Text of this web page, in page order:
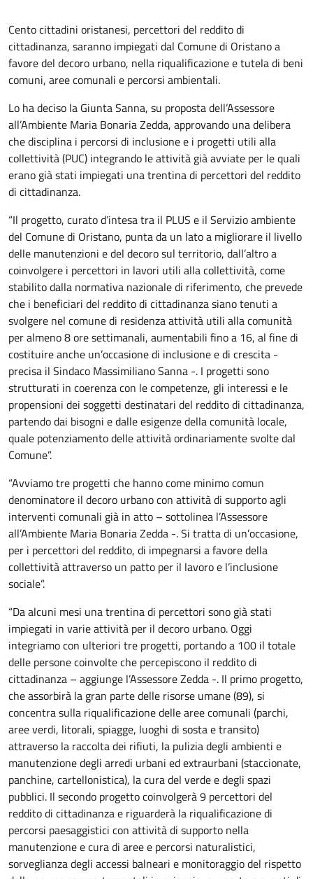
Cento cittadini oristanesi, percettori del reddito di
cittadinanza, saranno impiegati dal Comune di Oristano a
favore del decoro urbano, nella riqualificazione e tutela di beni
comuni, aree comunali e percorsi ambientali.
Lo ha deciso la Giunta Sanna, su proposta dell’Assessore
all’Ambiente Maria Bonaria Zedda, approvando una delibera
che disciplina i percorsi di inclusione e i progetti utili alla
collettività (PUC) integrando le attività già avviate per le quali
erano già stati impiegati una trentina di percettori del reddito
di cittadinanza.
“Il progetto, curato d’intesa tra il PLUS e il Servizio ambiente
del Comune di Oristano, punta da un lato a migliorare il livello
delle manutenzioni e del decoro sul territorio, dall’altro a
coinvolgere i percettori in lavori utili alla collettività, come
stabilito dalla normativa nazionale di riferimento, che prevede
che i beneficiari del reddito di cittadinanza siano tenuti a
svolgere nel comune di residenza attività utili alla comunità
per almeno 8 ore settimanali, aumentabili fino a 16, al fine di
costituire anche un’occasione di inclusione e di crescita -
precisa il Sindaco Massimiliano Sanna -. I progetti sono
strutturati in coerenza con le competenze, gli interessi e le
propensioni dei soggetti destinatari del reddito di cittadinanza,
partendo dai bisogni e dalle esigenze della comunità locale,
quale potenziamento delle attività ordinariamente svolte dal
Comune”.
“Avviamo tre progetti che hanno come minimo comun
denominatore il decoro urbano con attività di supporto agli
interventi comunali già in atto – sottolinea l’Assessore
all’Ambiente Maria Bonaria Zedda -. Si tratta di un’occasione,
per i percettori del reddito, di impegnarsi a favore della
collettività attraverso un patto per il lavoro e l’inclusione
sociale”.
“Da alcuni mesi una trentina di percettori sono già stati
impiegati in varie attività per il decoro urbano. Oggi
integriamo con ulteriori tre progetti, portando a 100 il totale
delle persone coinvolte che percepiscono il reddito di
cittadinanza – aggiunge l’Assessore Zedda -. Il primo progetto,
che assorbirà la gran parte delle risorse umane (89), si
concentra sulla riqualificazione delle aree comunali (parchi,
aree verdi, litorali, spiagge, luoghi di sosta e transito)
attraverso la raccolta dei rifiuti, la pulizia degli ambienti e
manutenzione degli arredi urbani ed extraurbani (staccionate,
panchine, cartellonistica), la cura del verde e degli spazi
pubblici. Il secondo progetto coinvolgerà 9 percettori del
reddito di cittadinanza e riguarderà la riqualificazione di
percorsi paesaggistici con attività di supporto nella
manutenzione e cura di aree e percorsi naturalistici,
sorveglianza degli accessi balneari e monitoraggio del rispetto